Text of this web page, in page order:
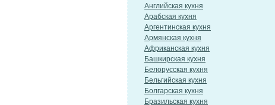
Английская кухня
Арабская кухня
Аргентинская кухня
Армянская кухня
Африканская кухня
Башкирская кухня
Белорусская кухня
Бельгийская кухня
Болгарская кухня
Бразильская кухня